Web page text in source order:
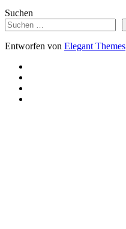
Suchen
Entworfen von Elegant Themes